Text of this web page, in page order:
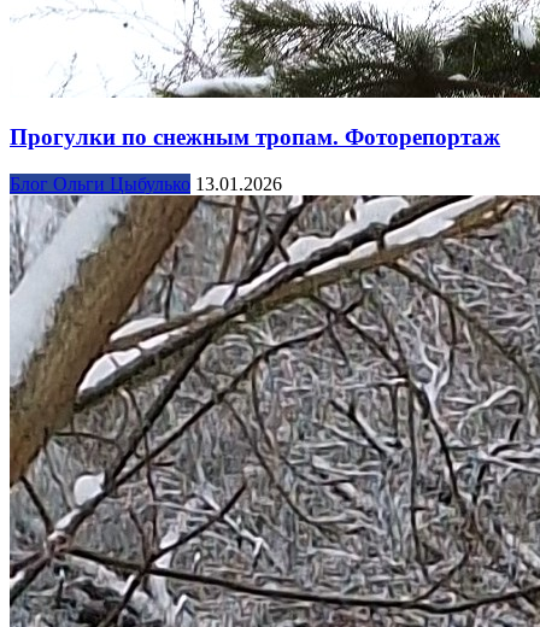
Прогулки по снежным тропам. Фоторепортаж
Блог Ольги Цыбулько 13.01.2026